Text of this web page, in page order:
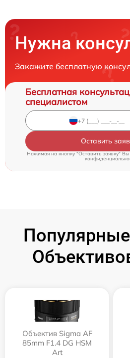
Нужна
Закажите бесплатную
Бесплатная
специалистом
Оставить
Нажимая на кнопку "Оставить заявку" Вы
Объектив Sigma AF
85mm F1.4 DG HSM
Art